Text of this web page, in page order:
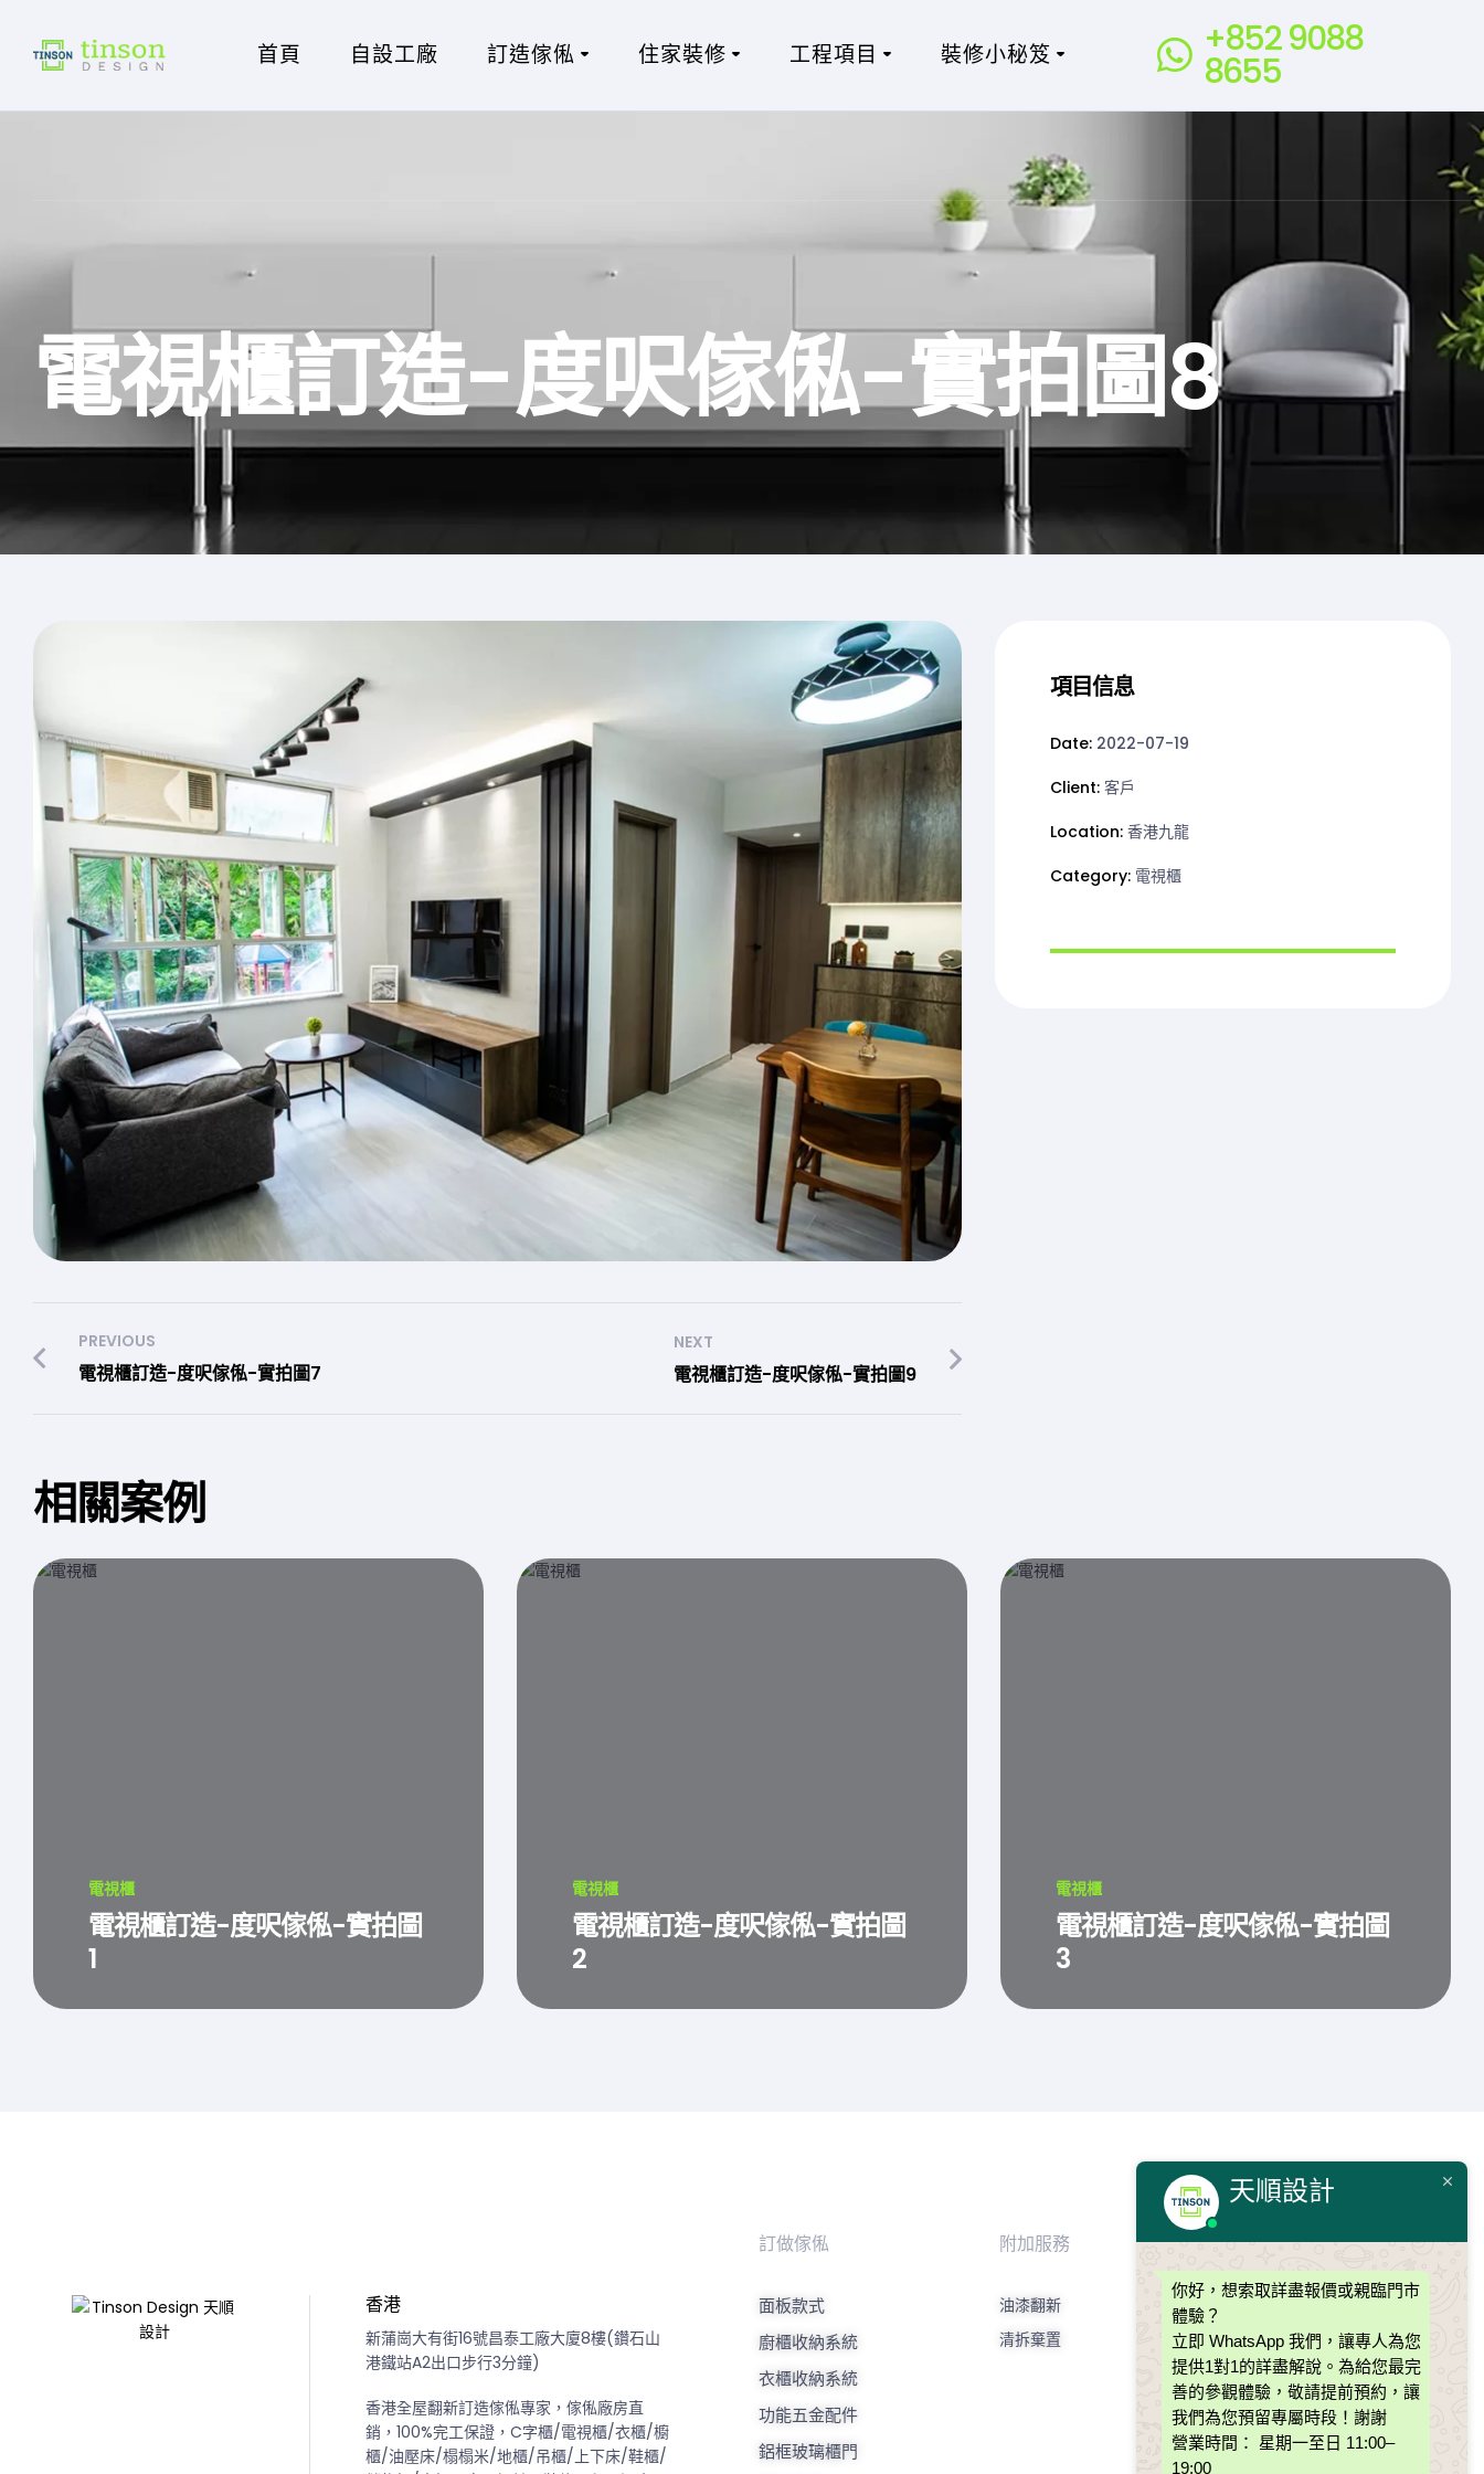
首頁 自設工廠 訂造傢俬 住家裝修 工程項目 裝修小秘笈 +852 9088
8655
電視櫃訂造-度呎傢俬-實拍圖8
PREVIOUS
電視櫃訂造-度呎傢俬-實拍圖7
NEXT
電視櫃訂造-度呎傢俬-實拍圖9
項目信息
Date: 2022-07-19
Client: 客戶
Location: 香港九龍
Category: 電視櫃
相關案例
電視櫃
電視櫃訂造-度呎傢俬-實拍圖
1
電視櫃
電視櫃訂造-度呎傢俬-實拍圖
2
電視櫃
電視櫃訂造-度呎傢俬-實拍圖
3
香港
新蒲崗大有街16號昌泰工廠大廈8樓(鑽石山
港鐵站A2出口步行3分鐘)
香港全屋翻新訂造傢俬專家，傢俬廠房直
銷，100%完工保證，C字櫃/電視櫃/衣櫃/櫥
櫃/油壓床/榻榻米/地櫃/吊櫃/上下床/鞋櫃/
訂做傢俬
面板款式
廚櫃收納系統
衣櫃收納系統
功能五金配件
鋁框玻璃櫃門
附加服務
油漆翻新
清拆棄置
幫助中心
天順板材
透明收費
訂造傢俬小秘訣
常見問題
天順設計
你好， 想索取詳盡報價或親臨門市
體驗？
立即 WhatsApp 我們， 讓專人為您
提供1對1的詳盡解說。為給您最完
善的參觀體驗，敬請提前預約，讓
我們為您預留專屬時段！謝謝
營業時間：
星期一至日 11:00–
19:00